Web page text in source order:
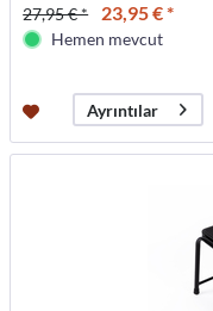
27,95 € * 23,95 € *
Hemen mevcut
Ayrıntılar